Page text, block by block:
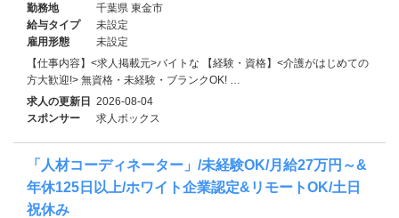
勤務地
千葉県 東金市
給与タイプ
未設定
雇用形態
未設定
【仕事内容】<求人掲載元>バイトな 【経験・資格】<介護がはじめての
方大歓迎!> 無資格・未経験・ブランクOK! …
求人の更新日 2026-08-04
スポンサー
求人ボックス
「人材コーディネーター」/未経験OK/月給27万円～&
年休125日以上/ホワイト企業認定&リモートOK/土日
祝休み